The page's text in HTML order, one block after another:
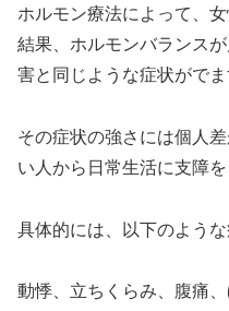
ホルモン療法によって、
結果、ホルモンバランス
害と同じような症状がでま
その症状の強さには個人
い人から日常生活に支障
具体的には、以下のような
動悸、立ちくらみ、腹痛